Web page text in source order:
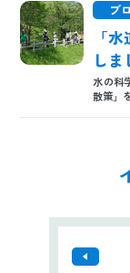
ブ
「
しま
水の科
散策」